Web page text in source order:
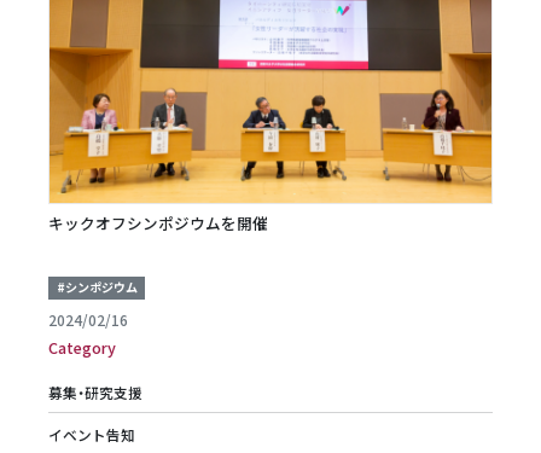
キックオフシンポジウムを開催
#シンポジウム
2024/02/16
Category
募集・研究支援
イベント告知